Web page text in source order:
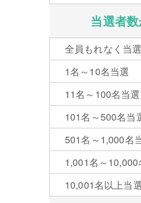
当選者
全員もれなく当選
1名～10名当選
11名～100名当選
101名～500名当
501名～1,000名
1,001名～10,000
10,001名以上当